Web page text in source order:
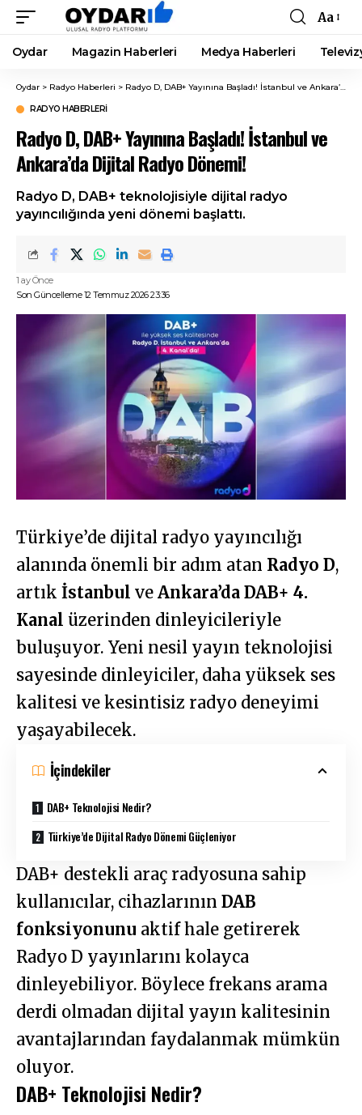
Font
Resizer
Aa
Oydar Magazin Haberleri Medya Haberleri
Oydar > Radyo Haberleri > Radyo D, DAB+ Yayınına Başladı! İstanbul ve Ankara’da Dijital Radyo Dönemi!
RADYO HABERLERI
Radyo D, DAB+ Yayınına Başladı! İstanbul ve
Ankara’da Dijital Radyo Dönemi!
Radyo D, DAB+ teknolojisiyle dijital radyo
yayıncılığında yeni dönemi başlattı.
Son Güncelleme 12 Temmuz 2026 23:36
1 ay Önce
Türkiye’de dijital radyo yayıncılığı
alanında önemli bir adım atan Radyo D,
artık İstanbul ve Ankara’da DAB+ 4.
Kanal üzerinden dinleyicileriyle
buluşuyor. Yeni nesil yayın teknolojisi
sayesinde dinleyiciler, daha yüksek ses
kalitesi ve kesintisiz radyo deneyimi
yaşayabilecek.
İçindekiler
DAB+ Teknolojisi Nedir?
Türkiye’de Dijital Radyo Dönemi Güçleniyor
DAB+ destekli araç radyosuna sahip
kullanıcılar, cihazlarının DAB
fonksiyonunu aktif hale getirerek
Radyo D yayınlarını kolayca
dinleyebiliyor. Böylece frekans arama
derdi olmadan dijital yayın kalitesinin
avantajlarından faydalanmak mümkün
oluyor.
DAB+ Teknolojisi Nedir?